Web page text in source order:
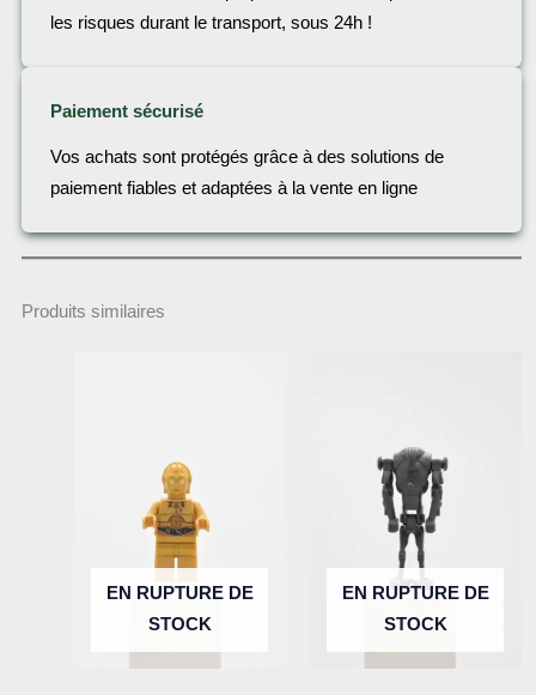
les risques durant le transport, sous 24h !
Paiement sécurisé
Vos achats sont protégés grâce à des solutions de
paiement fiables et adaptées à la vente en ligne
Produits similaires
EN RUPTURE DE
STOCK
EN RUPTURE DE
STOCK